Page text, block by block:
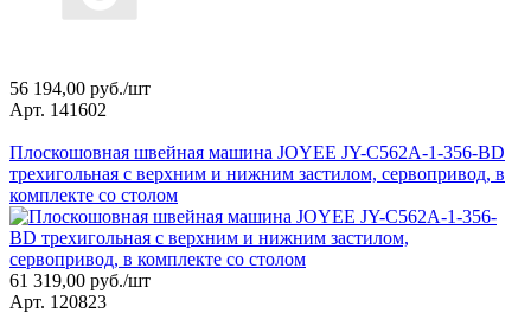
56 194,00 руб./шт
Арт. 141602
Плоскошовная швейная машина JOYEE JY-С562A-1-356-BD
трехигольная с верхним и нижним застилом, сервопривод, в
комплекте со столом
61 319,00 руб./шт
Арт. 120823